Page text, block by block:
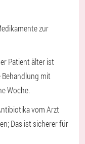
zur
Patient älter ist
Behandlung mit
Woche.
vom Arzt
Das ist sicherer für